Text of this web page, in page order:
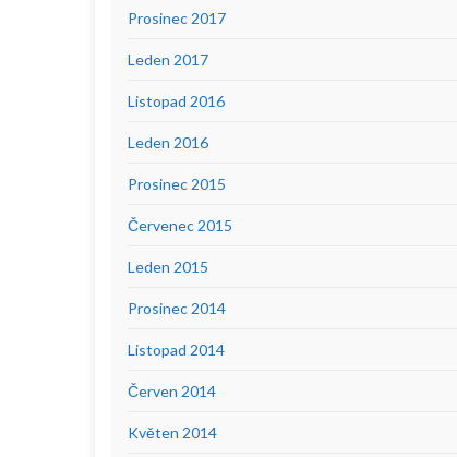
Prosinec 2017
Leden 2017
Listopad 2016
Leden 2016
Prosinec 2015
Červenec 2015
Leden 2015
Prosinec 2014
Listopad 2014
Červen 2014
Květen 2014